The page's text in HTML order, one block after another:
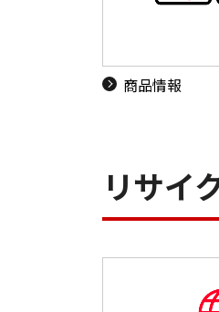
商品情報
リサイ